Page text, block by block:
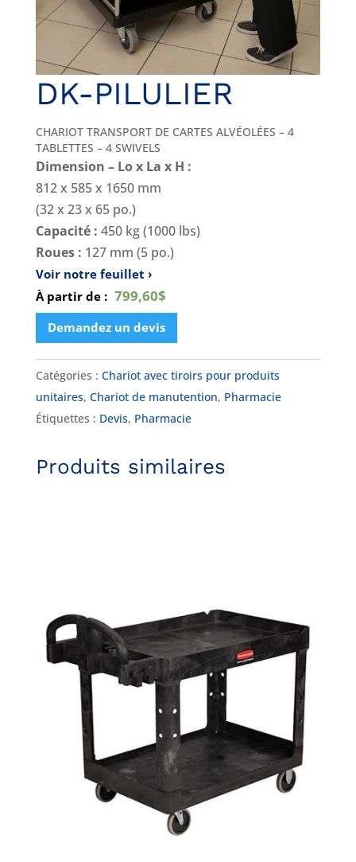
DK-PILULIER
CHARIOT TRANSPORT DE CARTES ALVÉOLÉES – 4
TABLETTES – 4 SWIVELS
Dimension – Lo x La x H :
812 x 585 x 1650 mm
(32 x 23 x 65 po.)
Capacité : 450 kg (1000 lbs)
Roues : 127 mm (5 po.)
Voir notre feuillet
À partir de : 799,60$
Demandez un devis
Catégories : Chariot avec tiroirs pour produits
unitaires, Chariot de manutention, Pharmacie
Étiquettes : Devis, Pharmacie
Produits similaires